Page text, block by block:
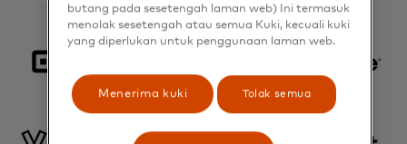
butang pada sesetengah laman web) Ini termasuk
menolak sesetengah atau semua Kuki, kecuali kuki
yang diperlukan untuk penggunaan laman web.
Menerima kuki Tolak semua